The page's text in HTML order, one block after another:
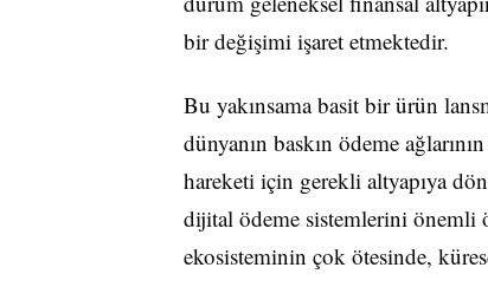
bir değişimi işaret etmektedir.
Bu yakınsama basit bir ürün
dünyanın baskın ödeme
hareketi için gerekli altyapıya
dijital ödeme sistemlerini
ekosisteminin çok ötesinde,